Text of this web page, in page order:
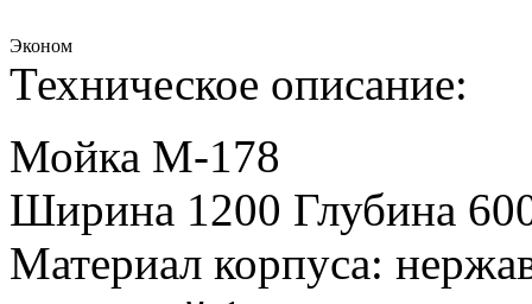
Эконом
Техническое описание:
Мойка М-178
Ширина 1200 Глубина
Материал корпуса: